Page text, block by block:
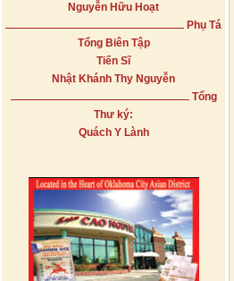
Nguyễn Hữu Hoạt
Phụ Tá
Tổng Biên Tập
Tiến Sĩ
Nhật Khánh Thy Nguyễn
Tổng
Thư ký:
Quách Y Lành